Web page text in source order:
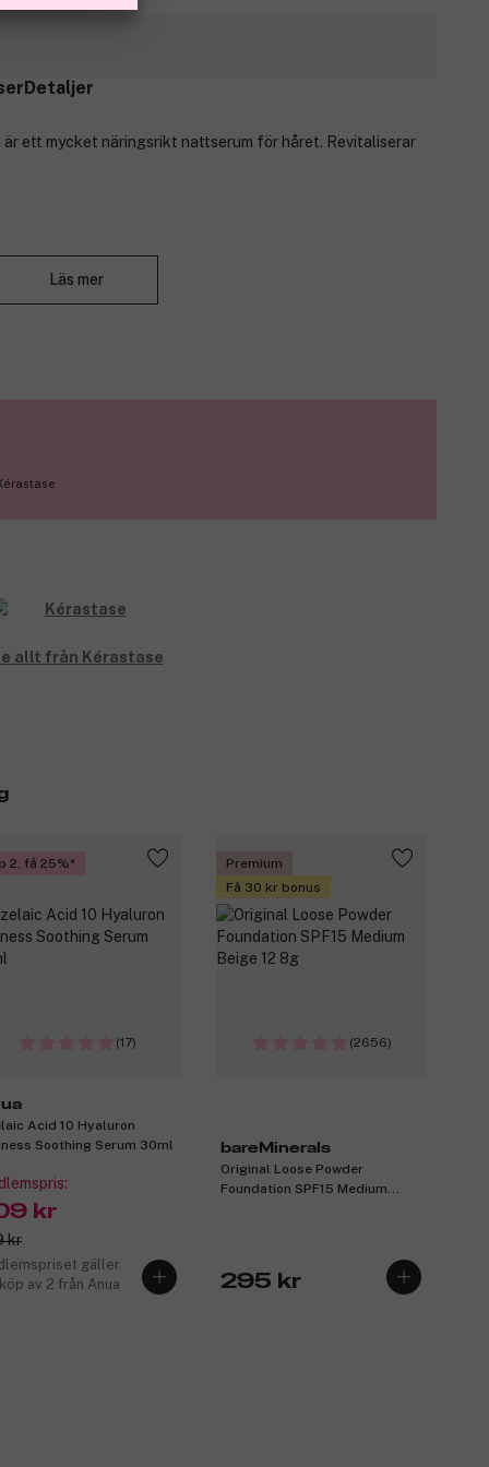
Detaljer
ett mycket näringsrikt nattserum för håret. Revitaliserar
fuktnivån.
Läs mer
allt från Kérastase
2, få 25%
(17)
Acid 10 Hyaluron
Soothing Serum 30ml
kr
kr
gäller
av 2 från Anua
Premium
Få 30 kr bonus
(2656)
bareMinerals
Original Loose Powder
Foundation SPF15 Medium
295 kr